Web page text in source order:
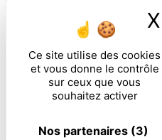
Ce site utilise des cookies
et vous donne le contrôle
sur ceux que vous
souhaitez activer
Nos partenaires (3)
X
** Les données personnelles
de vous contacter. Elles sont
traitants. Vous disposez de droits
de portabilité, de limitation,
consentement à tout moment et du
auprès d’une autorité de contrôle,
données post-mortem. Vous